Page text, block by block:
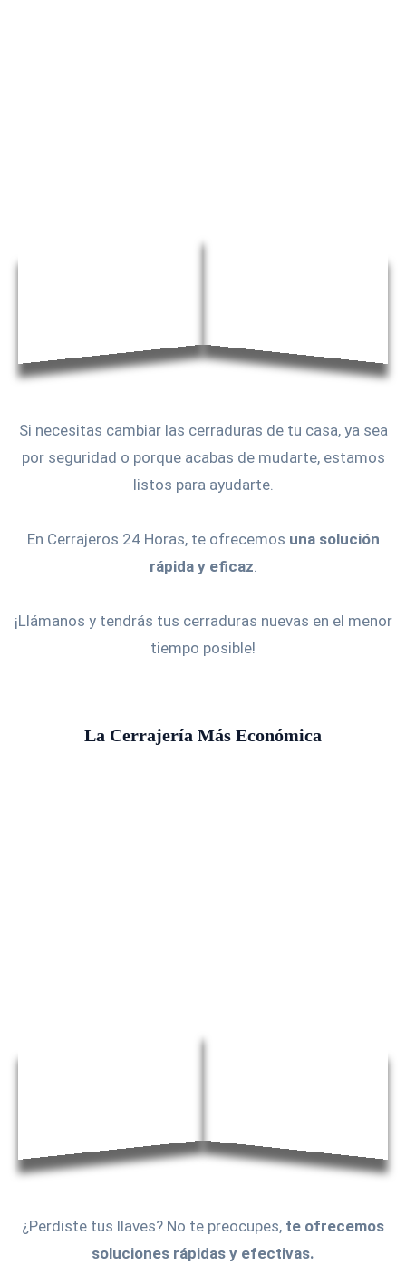
Si necesitas cambiar las cerraduras de tu casa, ya sea
por seguridad o porque acabas de mudarte, estamos
listos para ayudarte.
En Cerrajeros 24 Horas, te ofrecemos una solución
rápida y eficaz.
¡Llámanos y tendrás tus cerraduras nuevas en el menor
tiempo posible!
La Cerrajería Más Económica
¿Perdiste tus llaves? No te preocupes, te ofrecemos
soluciones rápidas y efectivas.